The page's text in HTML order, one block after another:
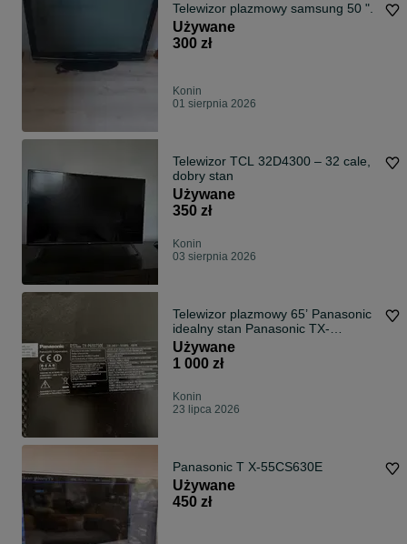
Telewizor plazmowy samsung 50 ".
Używane
300 zł
Konin
01 sierpnia 2026
Telewizor TCL 32D4300 – 32 cale,
dobry stan
Używane
350 zł
Konin
03 sierpnia 2026
Telewizor plazmowy 65’ Panasonic
idealny stan Panasonic TX-
P65ST50E
Używane
1 000 zł
Konin
23 lipca 2026
Panasonic T X-55CS630E
Używane
450 zł